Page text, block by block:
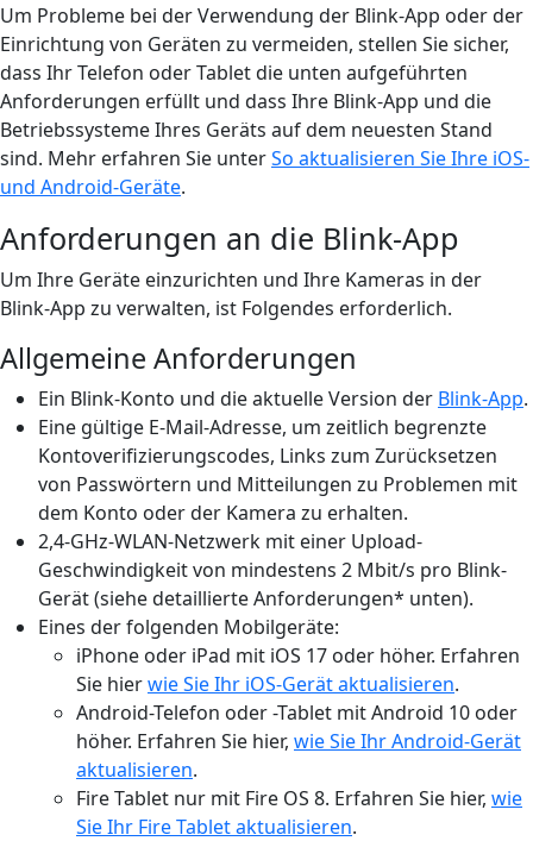
Um Probleme bei der Verwendung der Blink-App oder der
Einrichtung von Geräten zu vermeiden, stellen Sie sicher,
dass Ihr Telefon oder Tablet die unten aufgeführten
Anforderungen erfüllt und dass Ihre Blink-App und die
Betriebssysteme Ihres Geräts auf dem neuesten Stand
sind. Mehr erfahren Sie unterSo aktualisieren Sie Ihre iOS-
und Android-Geräte.
Anforderungen an die Blink-App
Um Ihre Geräte einzurichten und Ihre Kameras in der
Blink-App zu verwalten, ist Folgendes erforderlich.
Allgemeine Anforderungen
Ein Blink-Konto und die aktuelle Version der Blink-App.
Eine gültige E-Mail-Adresse, um zeitlich begrenzte
Kontoverifizierungscodes, Links zum Zurücksetzen
von Passwörtern und Mitteilungen zu Problemen mit
dem Konto oder der Kamera zu erhalten.
2,4-GHz-WLAN-Netzwerk mit einer Upload-
Geschwindigkeit von mindestens 2 Mbit/s pro Blink-
Gerät (siehe detaillierte Anforderungen* unten).
Eines der folgenden Mobilgeräte:
iPhone oder iPad mit iOS 17 oder höher. Erfahren
Sie hierwie Sie Ihr iOS-Gerät aktualisieren.
Android-Telefon oder -Tablet mit Android 10 oder
höher. Erfahren Sie hier, wie Sie Ihr Android-Gerät
aktualisieren.
Fire Tablet nur mit Fire OS 8. Erfahren Sie hier, wie
Sie Ihr Fire Tablet aktualisieren.